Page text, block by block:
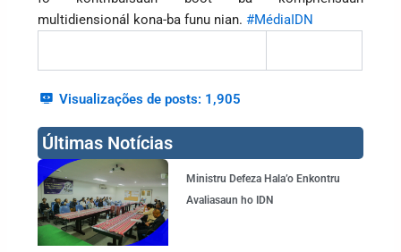
multidiensionál kona-ba funu nian.#MédiaIDN
Visualizações de posts: 1,905
Últimas Notícias
Ministru Defeza Hala’o Enkontru
Avaliasaun ho IDN
Page